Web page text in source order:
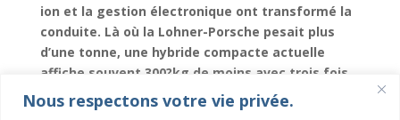
Nous respectons votre vie privée.
ion et la gestion électronique ont transformé la
conduite. Là où la Lohner-Porsche pesait plus
d’une tonne, une hybride compacte actuelle
affiche souvent 300?kg de moins avec trois fois
plus de puissance.